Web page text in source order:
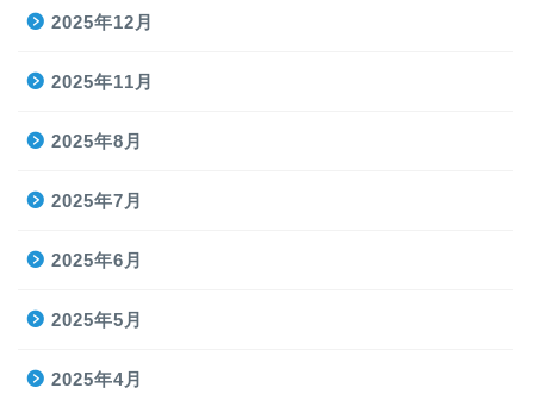
2025年12月
2025年11月
2025年8月
2025年7月
2025年6月
2025年5月
2025年4月